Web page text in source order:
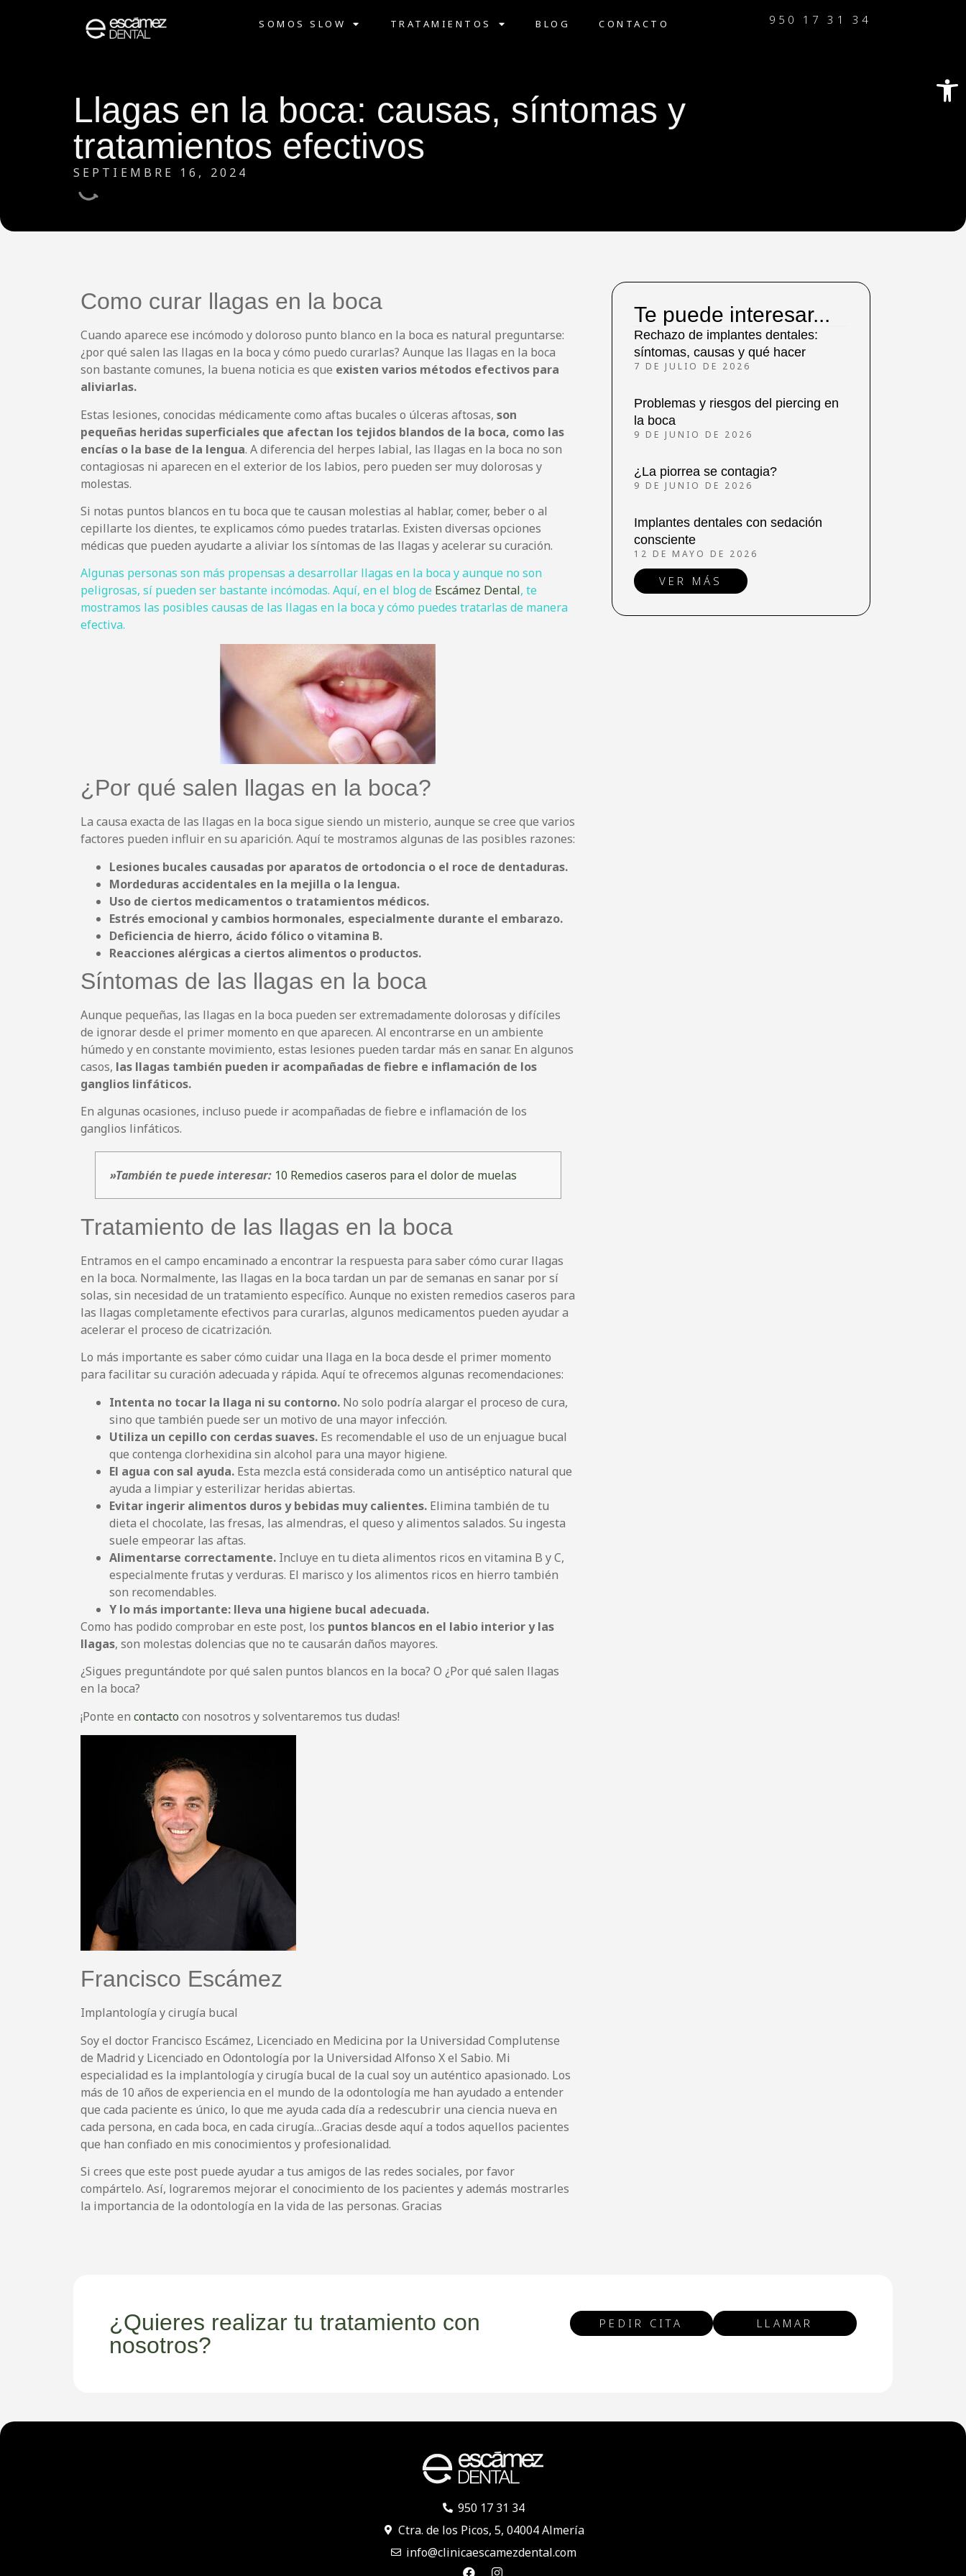
SOMOS SLOW TRATAMIENTOS BLOG CONTACTO 950 17 31 34
Llagas en la boca: causas, síntomas y
tratamientos efectivos
SEPTIEMBRE 16, 2024
Como curar llagas en la boca
Cuando aparece ese incómodo y doloroso punto blanco en la boca es natural preguntarse:
¿por qué salen las llagas en la boca y cómo puedo curarlas? Aunque las llagas en la boca
son bastante comunes, la buena noticia es que existen varios métodos efectivos para
aliviarlas.
Estas lesiones, conocidas médicamente como aftas bucales o úlceras aftosas, son
pequeñas heridas superficiales que afectan los tejidos blandos de la boca, como las
encías o la base de la lengua. A diferencia del herpes labial, las llagas en la boca no son
contagiosas ni aparecen en el exterior de los labios, pero pueden ser muy dolorosas y
molestas.
Si notas puntos blancos en tu boca que te causan molestias al hablar, comer, beber o al
cepillarte los dientes, te explicamos cómo puedes tratarlas. Existen diversas opciones
médicas que pueden ayudarte a aliviar los síntomas de las llagas y acelerar su curación.
Algunas personas son más propensas a desarrollar llagas en la boca y aunque no son
peligrosas, sí pueden ser bastante incómodas. Aquí, en el blog de Escámez Dental, te
mostramos las posibles causas de las llagas en la boca y cómo puedes tratarlas de manera
efectiva.
¿Por qué salen llagas en la boca?
La causa exacta de las llagas en la boca sigue siendo un misterio, aunque se cree que varios
factores pueden influir en su aparición. Aquí te mostramos algunas de las posibles razones:
Lesiones bucales causadas por aparatos de ortodoncia o el roce de dentaduras.
Mordeduras accidentales en la mejilla o la lengua.
Uso de ciertos medicamentos o tratamientos médicos.
Estrés emocional y cambios hormonales, especialmente durante el embarazo.
Deficiencia de hierro, ácido fólico o vitamina B.
Reacciones alérgicas a ciertos alimentos o productos.
Síntomas de las llagas en la boca
Aunque pequeñas, las llagas en la boca pueden ser extremadamente dolorosas y difíciles
de ignorar desde el primer momento en que aparecen. Al encontrarse en un ambiente
húmedo y en constante movimiento, estas lesiones pueden tardar más en sanar. En algunos
casos, las llagas también pueden ir acompañadas de fiebre e inflamación de los
ganglios linfáticos.
En algunas ocasiones, incluso puede ir acompañadas de fiebre e inflamación de los
ganglios linfáticos.
»También te puede interesar: 10 Remedios caseros para el dolor de muelas
Tratamiento de las llagas en la boca
Entramos en el campo encaminado a encontrar la respuesta para saber cómo curar llagas
en la boca. Normalmente, las llagas en la boca tardan un par de semanas en sanar por sí
solas, sin necesidad de un tratamiento específico. Aunque no existen remedios caseros para
las llagas completamente efectivos para curarlas, algunos medicamentos pueden ayudar a
acelerar el proceso de cicatrización.
Lo más importante es saber cómo cuidar una llaga en la boca desde el primer momento
para facilitar su curación adecuada y rápida. Aquí te ofrecemos algunas recomendaciones:
Intenta no tocar la llaga ni su contorno. No solo podría alargar el proceso de cura,
sino que también puede ser un motivo de una mayor infección.
Utiliza un cepillo con cerdas suaves. Es recomendable el uso de un enjuague bucal
que contenga clorhexidina sin alcohol para una mayor higiene.
El agua con sal ayuda. Esta mezcla está considerada como un antiséptico natural que
ayuda a limpiar y esterilizar heridas abiertas.
Evitar ingerir alimentos duros y bebidas muy calientes. Elimina también de tu
dieta el chocolate, las fresas, las almendras, el queso y alimentos salados. Su ingesta
suele empeorar las aftas.
Alimentarse correctamente. Incluye en tu dieta alimentos ricos en vitamina B y C,
especialmente frutas y verduras. El marisco y los alimentos ricos en hierro también
son recomendables.
Y lo más importante: lleva una higiene bucal adecuada.
Como has podido comprobar en este post, los puntos blancos en el labio interior y las
llagas, son molestas dolencias que no te causarán daños mayores.
¿Sigues preguntándote por qué salen puntos blancos en la boca? O ¿Por qué salen llagas
en la boca?
¡Ponte en contacto con nosotros y solventaremos tus dudas!
Francisco Escámez
Implantología y cirugía bucal
Soy el doctor Francisco Escámez, Licenciado en Medicina por la Universidad Complutense
de Madrid y Licenciado en Odontología por la Universidad Alfonso X el Sabio. Mi
especialidad es la implantología y cirugía bucal de la cual soy un auténtico apasionado. Los
más de 10 años de experiencia en el mundo de la odontología me han ayudado a entender
que cada paciente es único, lo que me ayuda cada día a redescubrir una ciencia nueva en
cada persona, en cada boca, en cada cirugía…Gracias desde aquí a todos aquellos pacientes
que han confiado en mis conocimientos y profesionalidad.
Si crees que este post puede ayudar a tus amigos de las redes sociales, por favor
compártelo. Así, lograremos mejorar el conocimiento de los pacientes y además mostrarles
la importancia de la odontología en la vida de las personas. Gracias
Te puede interesar...
Rechazo de implantes dentales:
síntomas, causas y qué hacer
7 DE JULIO DE 2026
Problemas y riesgos del piercing en
la boca
9 DE JUNIO DE 2026
¿La piorrea se contagia?
9 DE JUNIO DE 2026
Implantes dentales con sedación
consciente
12 DE MAYO DE 2026
VER MÁS
¿Quieres realizar tu tratamiento con
nosotros?
PEDIR CITA LLAMAR
950 17 31 34
Ctra. de los Picos, 5, 04004 Almería
info@clinicaescamezdental.com